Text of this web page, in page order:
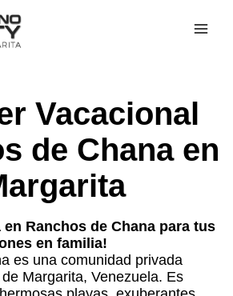
Vacacional
de Chana en
Ranchos de Chana para tus
en familia!
es una comunidad privada
Margarita, Venezuela. Es